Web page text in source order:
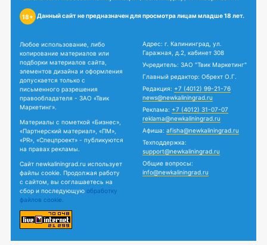
18+ Данный сайт не предназначен для просмотра лицам младше 18 лет.
Любое использование, либо
копирование материалов или
подборки материалов сайта,
элементов дизайна и оформления
допускается только с
письменного разрешения
правообладателя - ЗАО «Твик
Маркетинг».
Материалы с пометкой «Бизнес»,
«Партнерский материал», «ПМ»,
«PR», «Спецпроект» - публикуются
на правах рекламы.
Сайт newkaliningrad.ru использует
файлы cookie. Продолжая работу
с сайтом, вы соглашаетесь на
сбор и последующую обработку
файлов cookie.
Адрес: г. Калининград, ул.
Гаражная, д.2, кабинет 308
Учредитель: ЗАО "Твик Маркетинг"
Главный редактор: Обрехт О.Г.
Редакция: +7 (4012) 99-21-76
news@newkaliningrad.ru
Реклама: +7 (4012) 31-07-07
reklama@newkaliningrad.ru
Афиша: afisha@newkaliningrad.ru
Техподдержка:
support@newkaliningrad.ru
Общие вопросы:
info@newkaliningrad.ru